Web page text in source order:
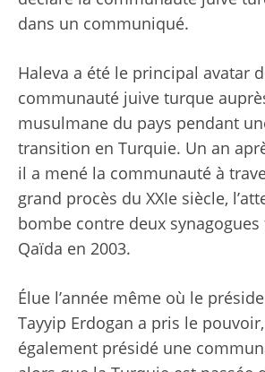
dans un communiqué.
Haleva a été le principal avatar
communauté juive turque
musulmane du pays pendant
transition en Turquie. Un an
il a mené la communauté à
grand procès du XXIe siècle,
bombe contre deux
Qaïda en 2003.
Élue l’année même où le
Tayyip Erdogan a pris le
également présidé une